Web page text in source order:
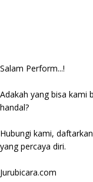
Salam Perform...!
Adakah yang bisa kami
handal?
Hubungi kami,
yang percaya diri.
Jurubicara.com